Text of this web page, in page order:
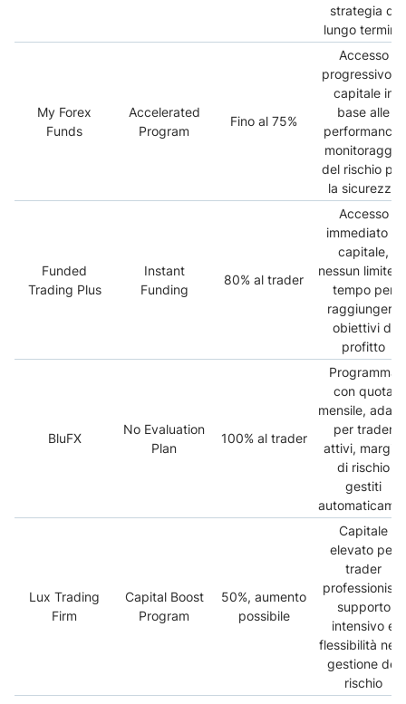
strategia di
lungo termine
My Forex
Funds
Accelerated
Program
Fino al 75%
Accesso
progressivo al
capitale in
base alle
performance,
monitoraggio
del rischio per
la sicurezza
Funded
Trading Plus
Instant
Funding
80% al trader
Accesso
immediato al
capitale,
nessun limite
tempo per
raggiungere
obiettivi di
profitto
BluFX
No Evaluation
Plan
100% al trader
Programma
con quota
mensile,
per trader
attivi, margini
di rischio
gestiti
Lux Trading
Firm
Capital Boost
Program
50%, aumento
possibile
Capitale
elevato per
trader
professionisti,
supporto
intensivo e
flessibilità
gestione del
rischio